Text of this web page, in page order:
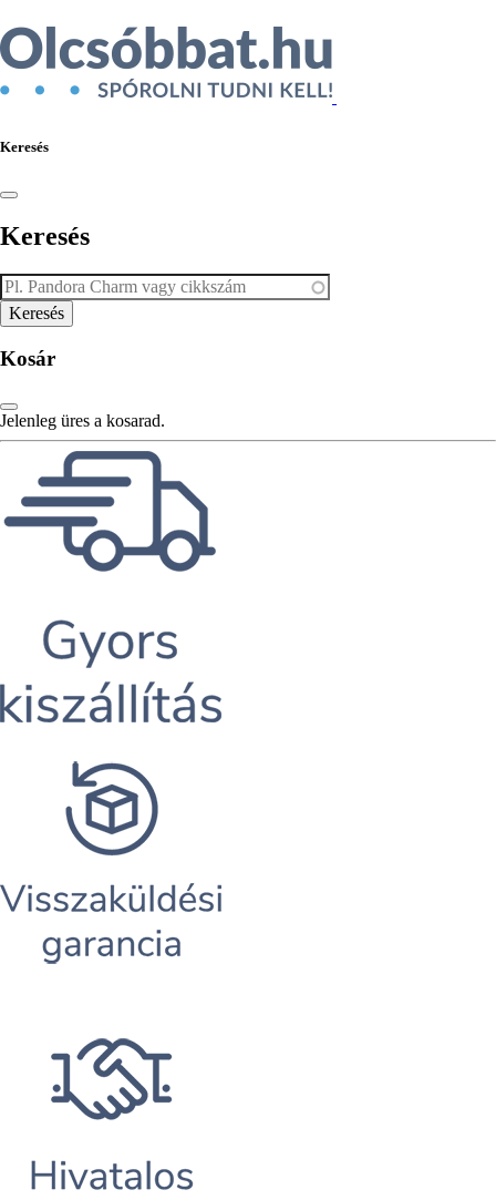
Keresés
Keresés
Kosár
Jelenleg üres a kosarad.